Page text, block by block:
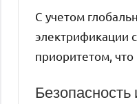
С учетом
электрификации
приоритетом,